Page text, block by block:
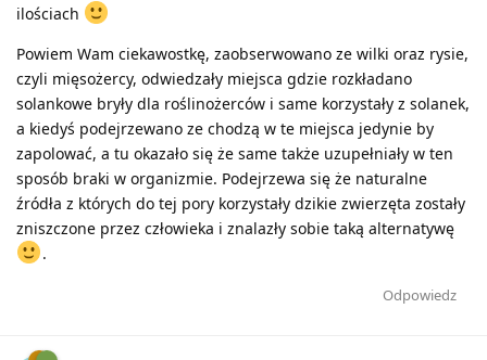
ilościach
Powiem Wam ciekawostkę, zaobserwowano ze wilki oraz rysie,
czyli mięsożercy, odwiedzały miejsca gdzie rozkładano
solankowe bryły dla roślinożerców i same korzystały z solanek,
a kiedyś podejrzewano ze chodzą w te miejsca jedynie by
zapolować, a tu okazało się że same także uzupełniały w ten
sposób braki w organizmie. Podejrzewa się że naturalne
źródła z których do tej pory korzystały dzikie zwierzęta zostały
zniszczone przez człowieka i znalazły sobie taką alternatywę
.
Odpowiedz